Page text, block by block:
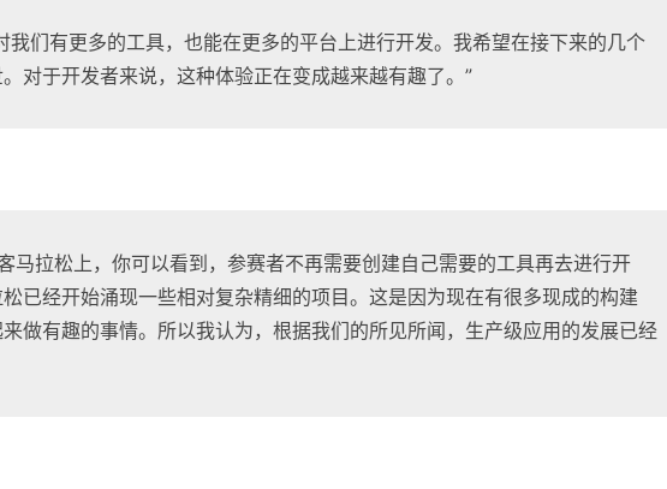
我们有更多的工具，也能在更多的平台上进行开发。我希望在接下来的几个
对于开发者来说，这种体验正在变成越来越有趣了。”
马拉松上，你可以看到，参赛者不再需要创建自己需要的工具再去进行开
已经开始涌现一些相对复杂精细的项目。这是因为现在有很多现成的构建
做有趣的事情。所以我认为，根据我们的所见所闻，生产级应用的发展已经